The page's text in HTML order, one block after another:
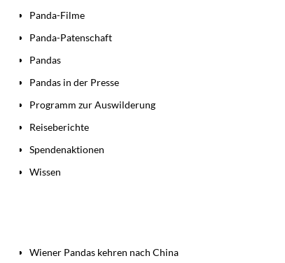
Panda-Filme
Panda-Patenschaft
Pandas
Pandas in der Presse
Programm zur Auswilderung
Reiseberichte
Spendenaktionen
Wissen
Wiener Pandas kehren nach China